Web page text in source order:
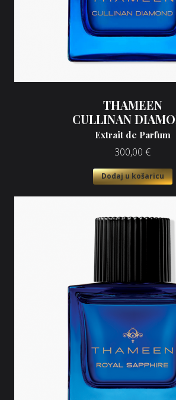
THAMEEN
CULLINAN
Extrait de Parfum
300,00 €
Dodaj u košaricu